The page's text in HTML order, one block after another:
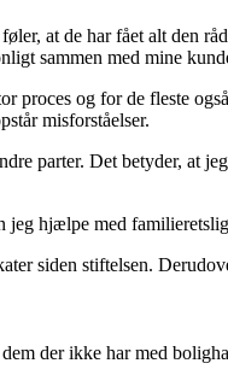
at de har fået alt den
sammen med mine
proces og for de fleste
misforståelser.
parter. Det betyder, at
hjælpe med
siden stiftelsen.
der ikke har med